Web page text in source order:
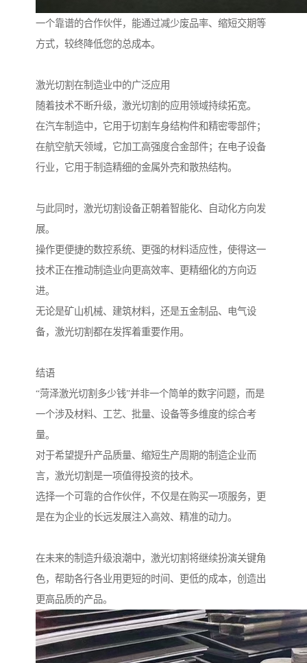
一个靠谱的合作伙伴，能通过减少废品率、缩短交期等
方式，较终降低您的总成本。
激光切割在制造业中的广泛应用
随着技术不断升级，激光切割的应用领域持续拓宽。
在汽车制造中，它用于切割车身结构件和精密零部件；
在航空航天领域，它加工高强度合金部件；在电子设备
行业，它用于制造精细的金属外壳和散热结构。
与此同时，激光切割设备正朝着智能化、自动化方向发
展。
操作更便捷的数控系统、更强的材料适应性，使得这一
技术正在推动制造业向更高效率、更精细化的方向迈
进。
无论是矿山机械、建筑材料，还是五金制品、电气设
备，激光切割都在发挥着重要作用。
结语
“菏泽激光切割多少钱”并非一个简单的数字问题，而是
一个涉及材料、工艺、批量、设备等多维度的综合考
量。
对于希望提升产品质量、缩短生产周期的制造企业而
言，激光切割是一项值得投资的技术。
选择一个可靠的合作伙伴，不仅是在购买一项服务，更
是在为企业的长远发展注入高效、精准的动力。
在未来的制造升级浪潮中，激光切割将继续扮演关键角
色，帮助各行各业用更短的时间、更低的成本，创造出
更高品质的产品。